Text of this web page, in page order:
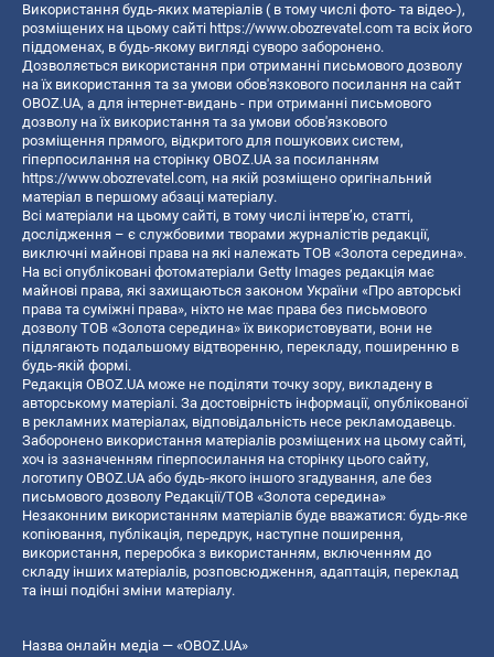
Використання будь-яких матеріалів ( в тому числі фото- та відео-),
розміщених на цьому сайті https://www.obozrevatel.com та всіх його
піддоменах, в будь-якому вигляді суворо заборонено.
Дозволяється використання при отриманні письмового дозволу
на їх використання та за умови обов'язкового посилання на сайт
OBOZ.UA, а для інтернет-видань - при отриманні письмового
дозволу на їх використання та за умови обов'язкового
розміщення прямого, відкритого для пошукових систем,
гіперпосилання на сторінку OBOZ.UA за посиланням
https://www.obozrevatel.com, на якій розміщено оригінальний
матеріал в першому абзаці матеріалу.
Всі матеріали на цьому сайті, в тому числі інтерв’ю, статті,
дослідження – є службовими творами журналістів редакції,
виключні майнові права на які належать ТОВ «Золота середина».
На всі опубліковані фотоматеріали Getty Images редакція має
майнові права, які захищаються законом України «Про авторські
права та суміжні права», ніхто не має права без письмового
дозволу ТОВ «Золота середина» їх використовувати, вони не
підлягають подальшому відтворенню, перекладу, поширенню в
будь-якій формі.
Редакція OBOZ.UA може не поділяти точку зору, викладену в
авторському матеріалі. За достовірність інформації, опублікованої
в рекламних матеріалах, відповідальність несе рекламодавець.
Заборонено використання матеріалів розміщених на цьому сайті,
хоч із зазначенням гіперпосилання на сторінку цього сайту,
логотипу OBOZ.UA або будь-якого іншого згадування, але без
письмового дозволу Редакції/ТОВ «Золота середина»
Незаконним використанням матеріалів буде вважатися: будь-яке
копiювання, публiкацiя, передрук, наступне поширення,
використання, переробка з використанням, включенням до
складу інших матеріалів, розповсюдження, адаптація, переклад
та інші подібні зміни матеріалу.
Назва онлайн медіа — «OBOZ.UA»